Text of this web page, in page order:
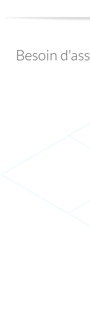
Besoin